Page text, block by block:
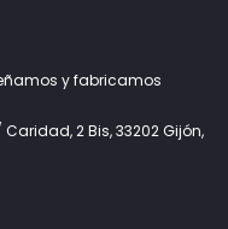
y fabricamos
2 Bis, 33202 Gijón,